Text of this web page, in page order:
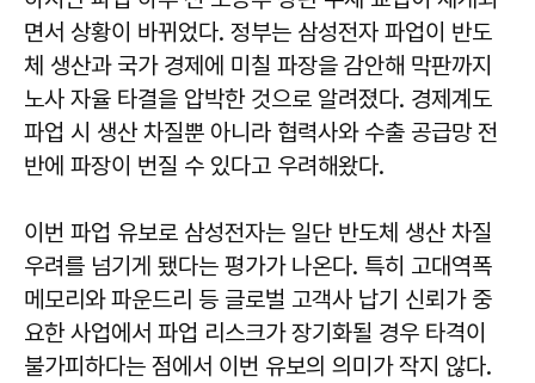
면서 상황이 바뀌었다. 정부는 삼성전자 파업이 반도
체 생산과 국가 경제에 미칠 파장을 감안해 막판까지
노사 자율 타결을 압박한 것으로 알려졌다. 경제계도
파업 시 생산 차질뿐 아니라 협력사와 수출 공급망 전
반에 파장이 번질 수 있다고 우려해왔다.
이번 파업 유보로 삼성전자는 일단 반도체 생산 차질
우려를 넘기게 됐다는 평가가 나온다. 특히 고대역폭
메모리와 파운드리 등 글로벌 고객사 납기 신뢰가 중
요한 사업에서 파업 리스크가 장기화될 경우 타격이
불가피하다는 점에서 이번 유보의 의미가 작지 않다.